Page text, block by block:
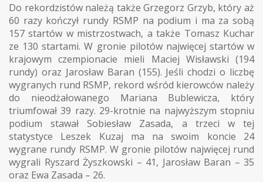
Do rekordzistów należą także Grzegorz Grzyb, który aż
60 razy kończył rundy RSMP na podium i ma za sobą
157 startów w mistrzostwach, a także Tomasz Kuchar
ze 130 startami. W gronie pilotów najwięcej startów w
krajowym czempionacie mieli Maciej Wisławski (194
rundy) oraz Jarosław Baran (155). Jeśli chodzi o liczbę
wygranych rund RSMP, rekord wśród kierowców należy
do nieodżałowanego Mariana Bublewicza, który
triumfował 39 razy. 29-krotnie na najwyższym stopniu
podium stawał Sobiesław Zasada, a trzeci w tej
statystyce Leszek Kuzaj ma na swoim koncie 24
wygrane rundy RSMP. W gronie pilotów najwięcej rund
wygrali Ryszard Żyszkowski – 41, Jarosław Baran – 35
oraz Ewa Zasada – 26.